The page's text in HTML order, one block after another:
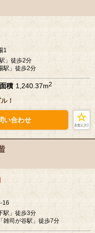
1
」徒歩2分
駅」徒歩2分
積 1,240.37m2
！
い合わせ
16
駅」徒歩3分
雑司が谷駅」徒歩7分